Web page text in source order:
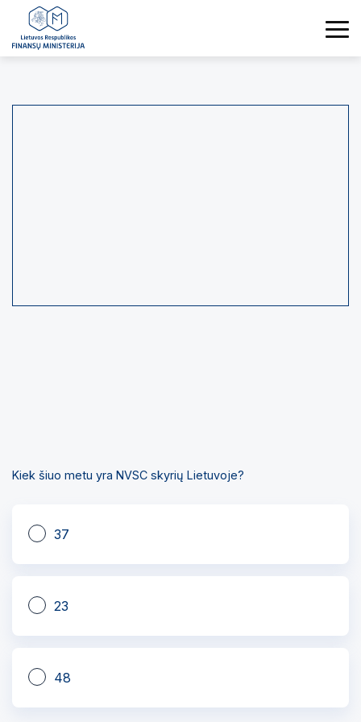
Kiek šiuo metu yra NVSC skyrių Lietuvoje?
37
23
48